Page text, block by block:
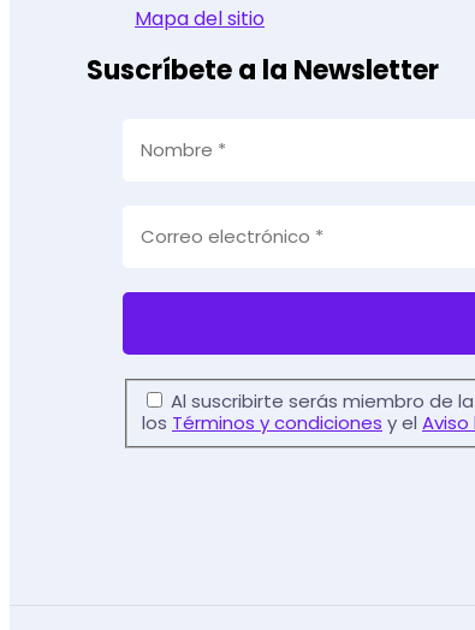
Mapa del sitio
Suscríbete a la Newsletter
Al suscribirte serás miembro de
los Términos y condiciones y el